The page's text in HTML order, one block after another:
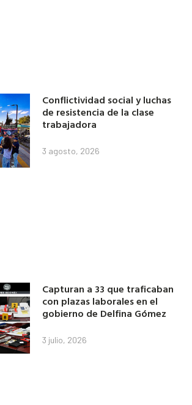
Conflictividad social y luchas
de resistencia de la clase
trabajadora
3 agosto, 2026
Capturan a 33 que traficaban
con plazas laborales en el
gobierno de Delfina Gómez
3 julio, 2026